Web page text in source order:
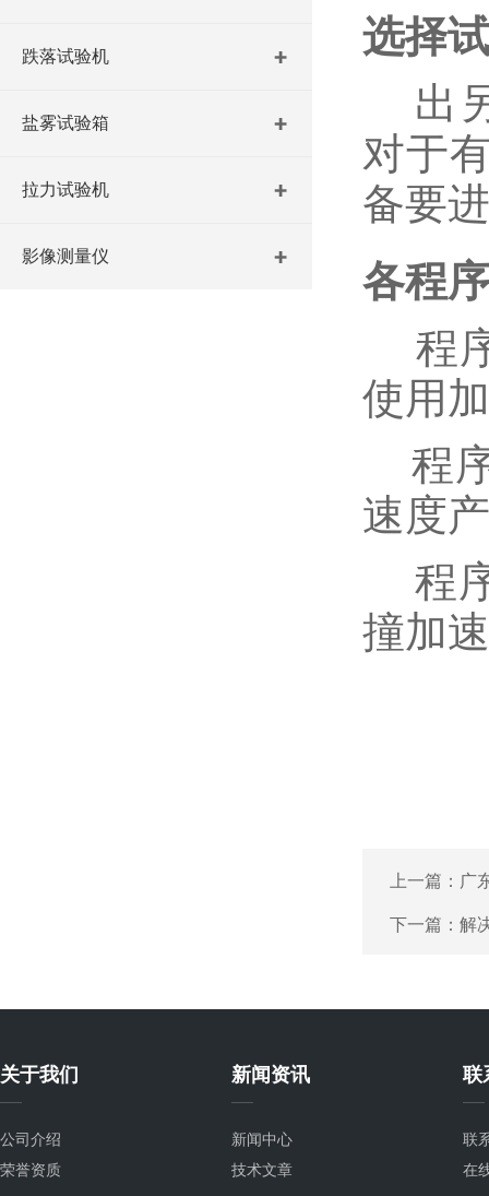
跌落试验机
盐雾试验箱
拉力试验机
影像测量仪
选择
出另
对于
备要
各程
程
使用
程序
速度
程
撞加
上一篇： 广
下一篇： 解
关于我们
公司介绍
荣誉资质
新闻资讯
新闻中心
技术文章
联
联
在